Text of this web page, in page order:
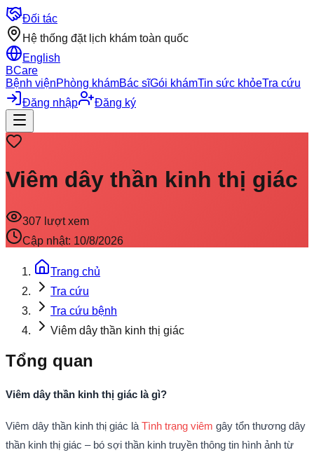
Đối tác
Hệ thống đặt lịch khám toàn quốc
English
BCare
Bệnh việnPhòng khámBác sĩGói khámTin sức khỏeTra cứu
Đăng nhập
Đăng ký
Viêm dây thần kinh thị giác
307 lượt xem
Cập nhật: 10/8/2026
Trang chủ
Tra cứu
Tra cứu bệnh
Viêm dây thần kinh thị giác
Tổng quan
Viêm dây thần kinh thị giác là gì?
Viêm dây thần kinh thị giác làTình trạng viêm gây tổn thương dây
thần kinh thị giác – bó sợi thần kinh truyền thông tin hình ảnh từ